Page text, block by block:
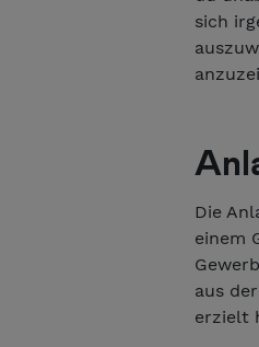
sich
Die
einem
aus
erzielt